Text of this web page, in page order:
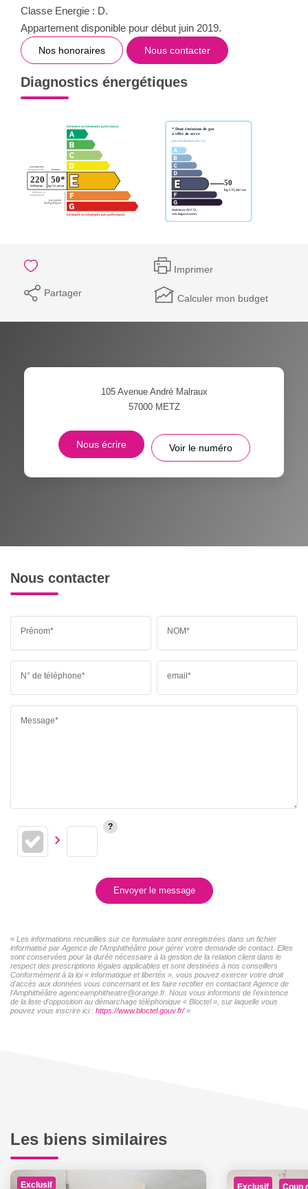
Classe Energie : D.
Appartement disponible pour début juin 2019.
Nos honoraires Nous contacter
Diagnostics énergétiques
Imprimer
Partager Calculer mon budget
105 Avenue André Malraux
57000 METZ
Nous écrire Voir le numéro
Nous contacter
Prénom* NOM*
N° de téléphone* email*
Message*
Envoyer le message
« Les informations recueillies sur ce formulaire sont enregistrées dans un fichier
informatisé par Agence de l'Amphithéâtre pour gérer votre demande de contact. Elles
sont conservées pour la durée nécessaire à la gestion de la relation client dans le
respect des prescriptions légales applicables et sont destinées à nos conseillers
Conformément à la loi « informatique et libertés », vous pouvez exercer votre droit
d'accès aux données vous concernant et les faire rectifier en contactant Agence de
l'Amphithéâtre agenceamphitheatre@orange.fr. Nous vous informons de l'existence
de la liste d'opposition au démarchage téléphonique « Bloctel », sur laquelle vous
pouvez vous inscrire ici : https://www.bloctel.gouv.fr/»
Les biens similaires
Exclusif Exclusif Coup